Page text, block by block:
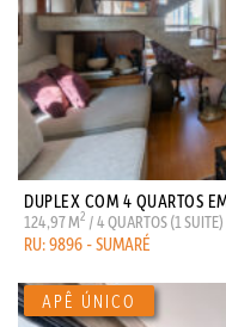
DUPLEX COM 4 QUARTOS
124,97 M2 / 4 QUARTOS (1
RU: 9896 - SUMARÉ